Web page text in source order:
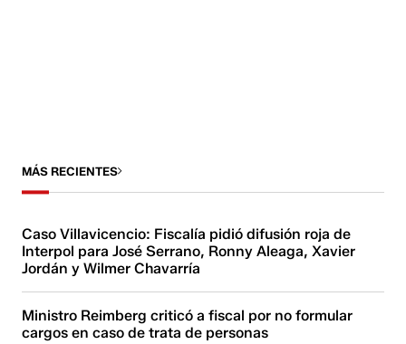
MÁS RECIENTES
Caso Villavicencio: Fiscalía pidió difusión roja de
Interpol para José Serrano, Ronny Aleaga, Xavier
Jordán y Wilmer Chavarría
Ministro Reimberg criticó a fiscal por no formular
cargos en caso de trata de personas